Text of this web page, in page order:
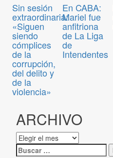
Sin sesión
extraordinaria:
«Siguen
siendo
cómplices
de la
corrupción,
del delito y
de la
violencia»
En CABA:
Mariel fue
anfitriona
de La Liga
de
Intendentes
ARCHIVO